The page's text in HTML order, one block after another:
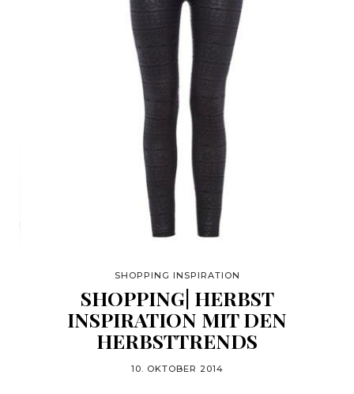
SHOPPING INSPIRATION
SHOPPING| HERBST
INSPIRATION MIT DEN
HERBSTTRENDS
10. OKTOBER 2014